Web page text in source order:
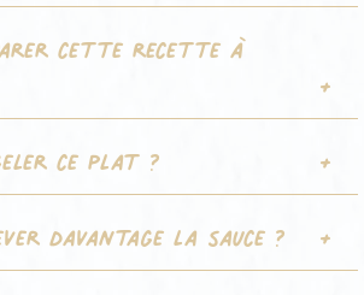
cette recette à
ce plat ?
davantage la sauce ?